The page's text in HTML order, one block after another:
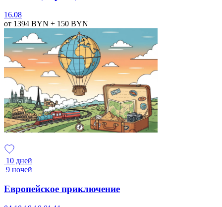
16.08
от 1394 BYN + 150 BYN
10 дней
9 ночей
Европейское приключение